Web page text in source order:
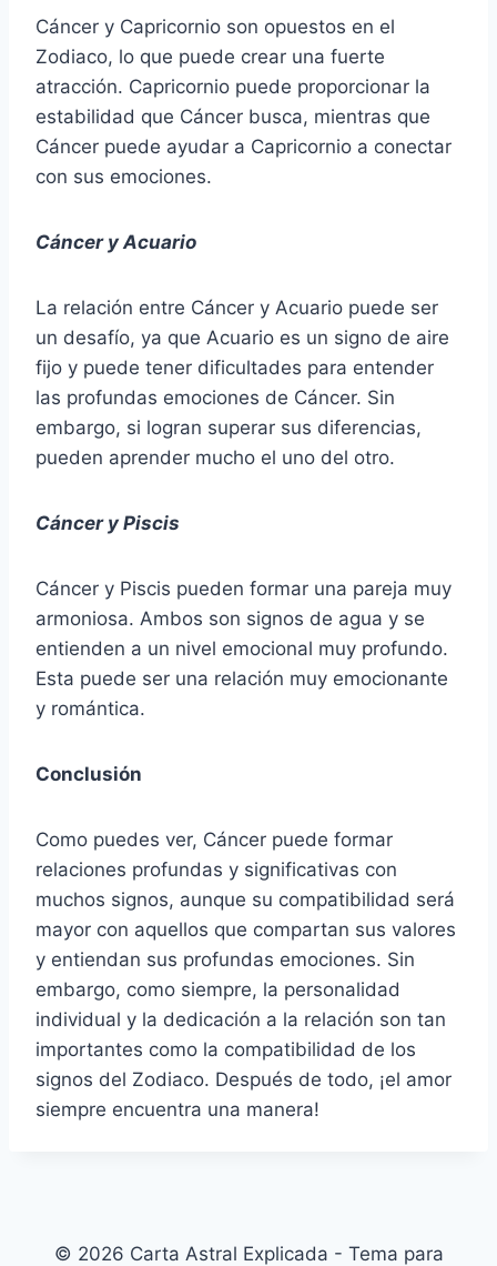
Cáncer y Capricornio son opuestos en el
Zodiaco, lo que puede crear una fuerte
atracción. Capricornio puede proporcionar la
estabilidad que Cáncer busca, mientras que
Cáncer puede ayudar a Capricornio a conectar
con sus emociones.
Cáncer y Acuario
La relación entre Cáncer y Acuario puede ser
un desafío, ya que Acuario es un signo de aire
fijo y puede tener dificultades para entender
las profundas emociones de Cáncer. Sin
embargo, si logran superar sus diferencias,
pueden aprender mucho el uno del otro.
Cáncer y Piscis
Cáncer y Piscis pueden formar una pareja muy
armoniosa. Ambos son signos de agua y se
entienden a un nivel emocional muy profundo.
Esta puede ser una relación muy emocionante
y romántica.
Conclusión
Como puedes ver, Cáncer puede formar
relaciones profundas y significativas con
muchos signos, aunque su compatibilidad será
mayor con aquellos que compartan sus valores
y entiendan sus profundas emociones. Sin
embargo, como siempre, la personalidad
individual y la dedicación a la relación son tan
importantes como la compatibilidad de los
signos del Zodiaco. Después de todo, ¡el amor
siempre encuentra una manera!
© 2026 Carta Astral Explicada - Tema para